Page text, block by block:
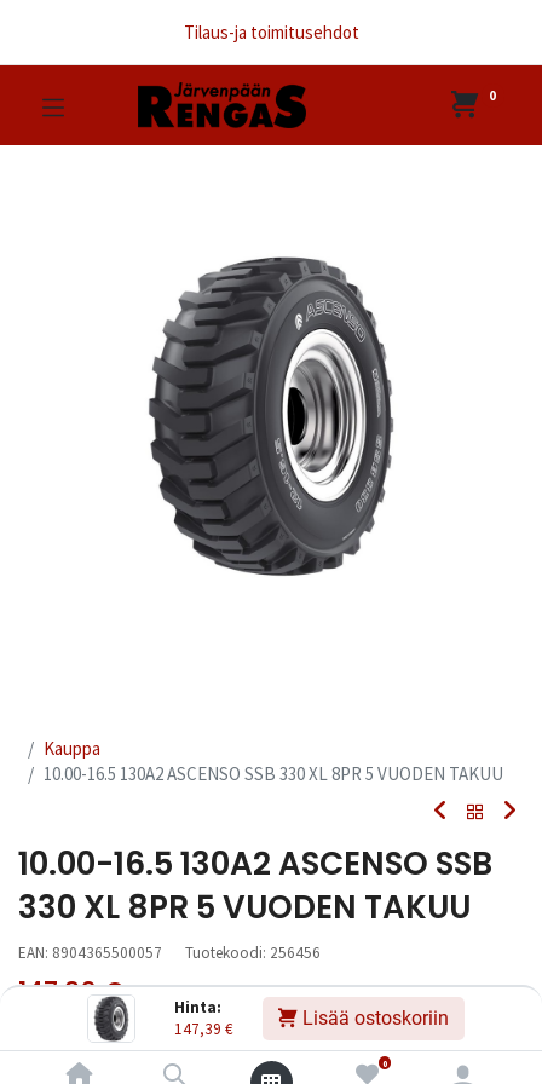
Hinta:
147,39 € Lisää ostoskoriin
0
Tilaus-ja toimitusehdot
0
Kauppa
10.00-16.5 130A2 ASCENSO SSB 330 XL 8PR 5 VUODEN TAKUU
10.00-16.5 130A2 ASCENSO SSB
330 XL 8PR 5 VUODEN TAKUU
EAN: 8904365500057 Tuotekoodi: 256456
147,39€ Sisältää ALV:n/ kpl
Toimittajilla (kotimaa):
Saatavilla